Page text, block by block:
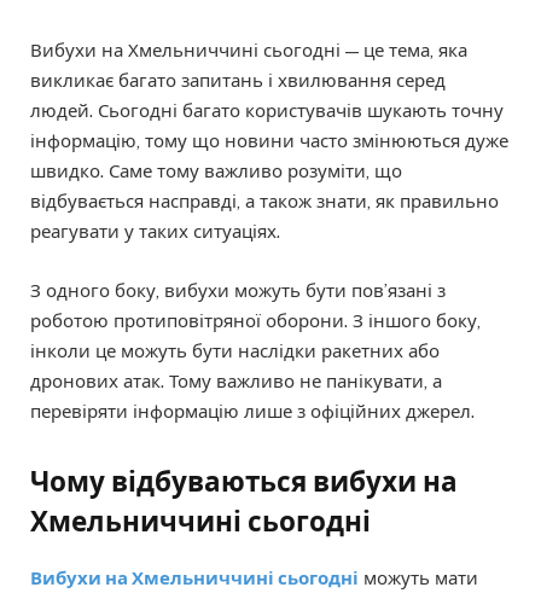
Вибухи на Хмельниччині сьогодні — це тема, яка
викликає багато запитань і хвилювання серед
людей. Сьогодні багато користувачів шукають точну
інформацію, тому що новини часто змінюються дуже
швидко. Саме тому важливо розуміти, що
відбувається насправді, а також знати, як правильно
реагувати у таких ситуаціях.
З одного боку, вибухи можуть бути пов’язані з
роботою протиповітряної оборони. З іншого боку,
інколи це можуть бути наслідки ракетних або
дронових атак. Тому важливо не панікувати, а
перевіряти інформацію лише з офіційних джерел.
Чому відбуваються вибухи на
Хмельниччині сьогодні
Вибухи на Хмельниччині сьогодні можуть мати